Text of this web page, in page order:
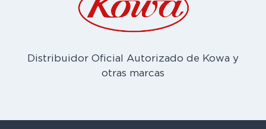
Distribuidor Oficial Autorizado de Kowa y
otras marcas